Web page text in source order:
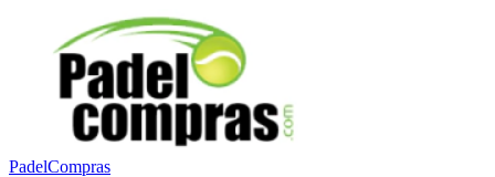
PadelCompras